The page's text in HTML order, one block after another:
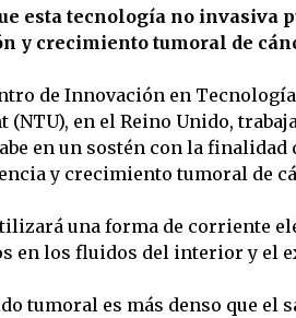
esta tecnología no invasiva
y crecimiento tumoral de
de Innovación en
en el Reino Unido,
en un sostén con la
y crecimiento tumoral de
una forma de corriente
en los fluidos del interior y el
tumoral es más denso que el